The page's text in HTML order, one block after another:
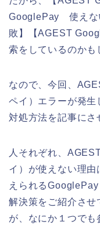
GooglePay 使えな
敗】【AGEST
索をしているのかも
なので、今回、
ペイ）エラーが発生
対処方法を記事にさ
人それぞれ、
イ）が使えない理
えられる
解決策をご紹介さ
が、なにか１つでも